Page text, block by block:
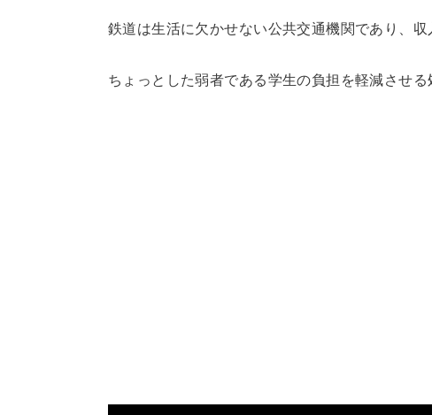
鉄道は生活に欠かせない公共交通機関であり、
ちょっとした弱者である学生の負担を軽減させる